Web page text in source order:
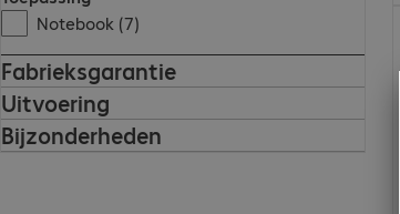
Notebook (7)
Fabrieksgarantie
Uitvoering
Bijzonderheden